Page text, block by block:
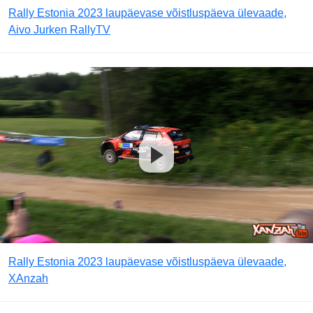
Rally Estonia 2023 laupäevase võistluspäeva ülevaade,
Aivo Jurken RallyTV
Rally Estonia 2023 laupäevase võistluspäeva ülevaade,
XAnzah